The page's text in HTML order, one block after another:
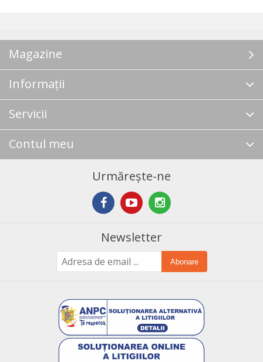
Magazine
Informații
Servicii
Contul meu
Urmărește-ne
Newsletter
Abonare